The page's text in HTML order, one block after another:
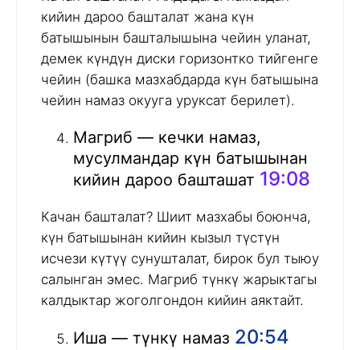
кийин дароо башталат жана күн
батышынын башталышына чейин уланат,
демек күндүн диски горизонтко тийгенге
чейин (башка мазхабдарда күн батышына
чейин намаз окууга уруксат берилет).
Магриб — кечки намаз,
мусулмандар күн батышынан
кийин дароо башташат 19:08
Качан башталат? Шиит мазхабы боюнча,
күн батышынан кийин кызыл түстүн
исчези күтүү сунушталат, бирок бул тыюу
салынган эмес. Магриб түнкү жарыктагы
калдыктар жоголгондон кийин аяктайт.
Иша — түнкү намаз 20:54